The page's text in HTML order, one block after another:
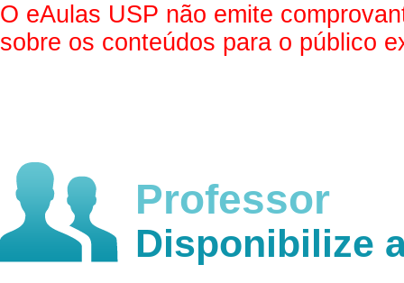
O eAulas USP não emite
sobre os conteúdos para o público
Professor
Disponibilize